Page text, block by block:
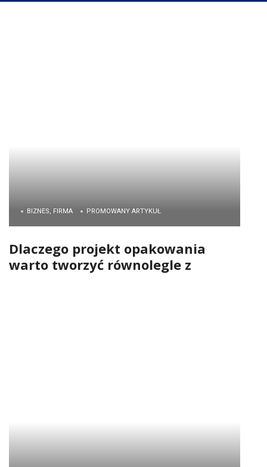
BIZNES, FIRMA PROMOWANY ARTYKUŁ
Dlaczego projekt opakowania
warto tworzyć równolegle z